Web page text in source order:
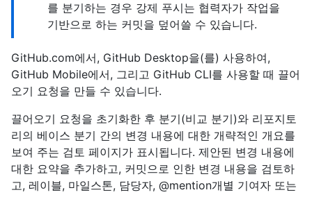
를 분기하는 경우 강제 푸시는 협력자가 작업을
기반으로 하는 커밋을 덮어쓸 수 있습니다.
GitHub.com에서, GitHub Desktop을(를) 사용하여,
GitHub Mobile에서, 그리고 GitHub CLI를 사용할 때 끌어
오기 요청을 만들 수 있습니다.
끌어오기 요청을 초기화한 후 분기(비교 분기)와 리포지토
리의 베이스 분기 간의 변경 내용에 대한 개략적인 개요를
보여 주는 검토 페이지가 표시됩니다. 제안된 변경 내용에
대한 요약을 추가하고, 커밋으로 인한 변경 내용을 검토하
고, 레이블, 마일스톤, 담당자, @mention개별 기여자 또는